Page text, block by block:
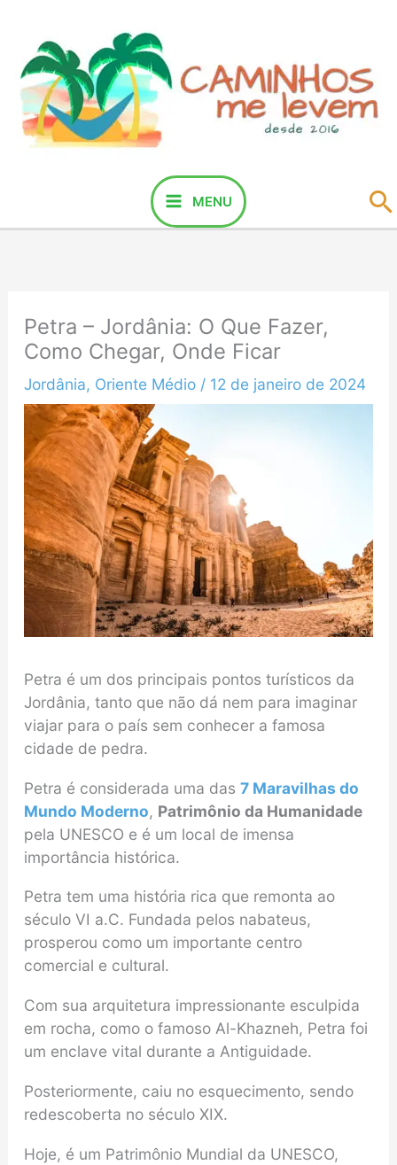
conteúdo
MENU
Petra – Jordânia: O Que Fazer,
Como Chegar, Onde Ficar
Jordânia, Oriente Médio/ 12 de janeiro de 2024
Petra é um dos principais pontos turísticos da
Jordânia, tanto que não dá nem para imaginar
viajar para o país sem conhecer a famosa
cidade de pedra.
Petra é considerada uma das 7 Maravilhas do
Mundo Moderno, Patrimônio da Humanidade
pela UNESCO e é um local de imensa
importância histórica.
Petra tem uma história rica que remonta ao
século VI a.C. Fundada pelos nabateus,
prosperou como um importante centro
comercial e cultural.
Com sua arquitetura impressionante esculpida
em rocha, como o famoso Al-Khazneh, Petra foi
um enclave vital durante a Antiguidade.
Posteriormente, caiu no esquecimento, sendo
redescoberta no século XIX.
Hoje, é um Patrimônio Mundial da UNESCO,